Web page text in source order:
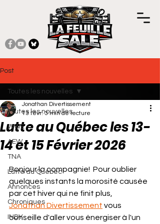
Post
Toutes les nouvelles
WWE
AEW
TNA
Lutte au Québec
Annonces
Chroniques
INDY
Toutes les nouvelles
Lutte au Québec les 13-
14 et 15 Février 2026
Jonathan Divertissement
13 févr. 3 min de lecture
Bonjour la compagnie!  Pour oublier
quelques instants la morosité causée
par cet hiver qui ne finit plus,
Jonathan Divertissement vous
conseille d'aller vous énergiser à l'un